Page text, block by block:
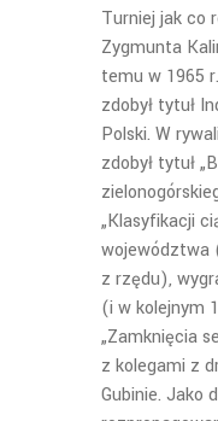
Turniej jak co
Zygmunta
temu w 1965
zdobył tytuł
Polski. W
zdobył tytuł
„Klasyfikacji
województwa
z rzędu),
(i w kolejnym
„Zamknięcia
z kolegami z
Gubinie. Jako